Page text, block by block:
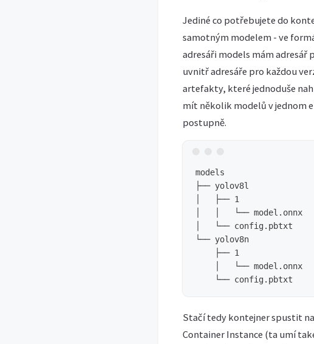
Jediné co potřebujete do
samotným modelem - ve
adresáři models mám
uvnitř adresáře pro každou
artefakty, které jednoduše
mít několik modelů v jednom
postupně.
models
├── yolov8l
│   ├── 1
│   │   └── model.onnx
│   └── config.pbtxt
└── yolov8n
    ├── 1
    │   └── model.onnx
Stačí tedy kontejner spustit
Container Instance (ta umí